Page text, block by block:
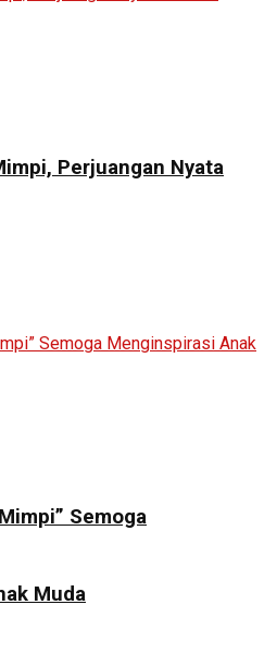
Perjuangan Nyata
Semoga
Muda